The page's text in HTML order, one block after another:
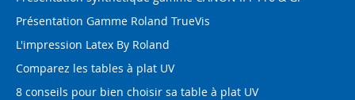
Présentation Gamme Roland TrueVis
L'impression Latex By Roland
Comparez les tables à plat UV
8 conseils pour bien choisir sa table à plat UV